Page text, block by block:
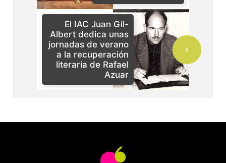
El IAC Juan Gil-
Albert dedica unas
jornadas de verano
a la recuperación
literaria de Rafael
Azuar